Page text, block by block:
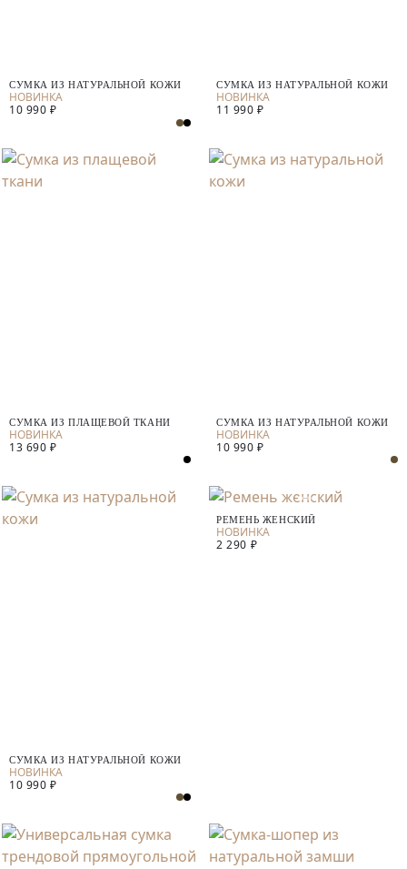
СУМКА ИЗ НАТУРАЛЬНОЙ КОЖИ
10 990 ₽
СУМКА ИЗ НАТУРАЛЬНОЙ КОЖИ
11 990 ₽
СУМКА ИЗ ПЛАЩЕВОЙ ТКАНИ
13 690 ₽
СУМКА ИЗ НАТУРАЛЬНОЙ КОЖИ
10 990 ₽
СУМКА ИЗ НАТУРАЛЬНОЙ КОЖИ
10 990 ₽
РЕМЕНЬ ЖЕНСКИЙ
2 290 ₽